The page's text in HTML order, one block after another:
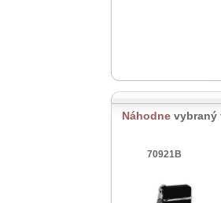
Náhodne vybraný
70921B